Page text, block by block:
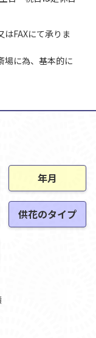
FAXにて承りま
に為、基本的に
年月
供花のタイプ